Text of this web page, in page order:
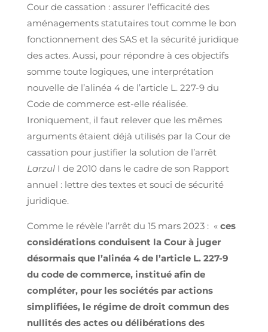
Cour de cassation : assurer l’efficacité des
aménagements statutaires tout comme le bon
fonctionnement des SAS et la sécurité juridique
des actes. Aussi, pour répondre à ces objectifs
somme toute logiques, une interprétation
nouvelle de l’alinéa 4 de l’article L. 227-9 du
Code de commerce est-elle réalisée.
Ironiquement, il faut relever que les mêmes
arguments étaient déjà utilisés par la Cour de
cassation pour justifier la solution de l’arrêt
LarzulI de 2010 dans le cadre de son Rapport
annuel : lettre des textes et souci de sécurité
juridique.
Comme le révèle l’arrêt du 15 mars 2023 : « ces
considérations conduisent la Cour à juger
désormais que l’alinéa 4 de l’article L. 227-9
du code de commerce, institué afin de
compléter, pour les sociétés par actions
simplifiées, le régime de droit commun des
nullités des actes ou délibérations des